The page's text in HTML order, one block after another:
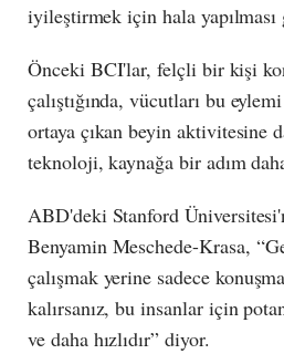
iyileştirmek için hala yapılması
Önceki BCI'lar, felçli bir kişi
çalıştığında, vücutları bu
ortaya çıkan beyin aktivitesine
teknoloji, kaynağa bir adım
ABD'deki Stanford
Benyamin Meschede-Krasa,
çalışmak yerine sadece
kalırsanız, bu insanlar için
ve daha hızlıdır” diyor.